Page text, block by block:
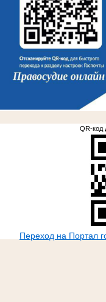
QR-код
Переход на Портал